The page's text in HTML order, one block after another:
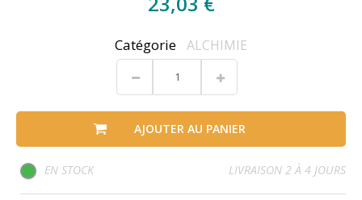
Catégorie ALCHIMIE
AJOUTER AU PANIER
EN STOCK LIVRAISON 2 À 4 JOURS